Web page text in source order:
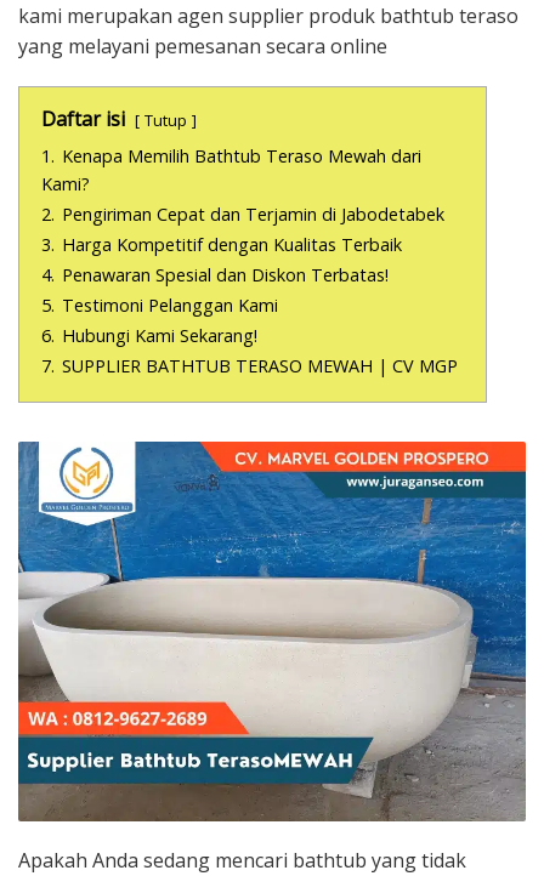
kami merupakan agen supplier produk bathtub teraso
yang melayani pemesanan secara online
Daftar isi Tutup
1. Kenapa Memilih Bathtub Teraso Mewah dari
Kami?
2. Pengiriman Cepat dan Terjamin di Jabodetabek
3. Harga Kompetitif dengan Kualitas Terbaik
4. Penawaran Spesial dan Diskon Terbatas!
5. Testimoni Pelanggan Kami
6. Hubungi Kami Sekarang!
7. SUPPLIER BATHTUB TERASO MEWAH | CV MGP
Apakah Anda sedang mencari bathtub yang tidak